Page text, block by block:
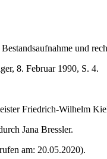
und
8. Februar 1990, S. 4.
Friedrich-Wilhelm
Jana Bressler.
am: 20.05.2020).